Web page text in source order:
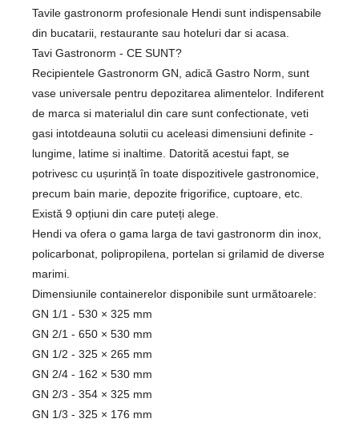
Tavile gastronorm profesionale Hendi sunt indispensabile
din bucatarii, restaurante sau hoteluri dar si acasa.
Tavi Gastronorm - CE SUNT?
Recipientele Gastronorm GN, adică Gastro Norm, sunt
vase universale pentru depozitarea alimentelor. Indiferent
de marca si materialul din care sunt confectionate, veti
gasi intotdeauna solutii cu aceleasi dimensiuni definite -
lungime, latime si inaltime. Datorită acestui fapt, se
potrivesc cu ușurință în toate dispozitivele gastronomice,
precum bain marie, depozite frigorifice, cuptoare, etc.
Există 9 opțiuni din care puteți alege.
Hendi va ofera o gama larga de tavi gastronorm din inox,
policarbonat, polipropilena, portelan si grilamid de diverse
marimi.
Dimensiunile containerelor disponibile sunt următoarele:
GN 1/1 - 530 × 325 mm
GN 2/1 - 650 × 530 mm
GN 1/2 - 325 × 265 mm
GN 2/4 - 162 × 530 mm
GN 2/3 - 354 × 325 mm
GN 1/3 - 325 × 176 mm